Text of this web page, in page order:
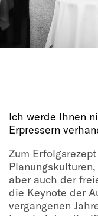
Ich werde Ihnen
Erpressern
Zum
aber auch der
die Keynote der
vergangenen